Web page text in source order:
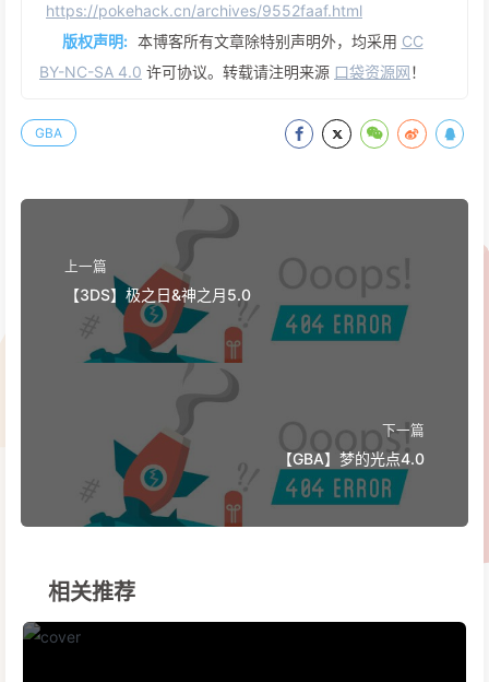
https://pokehack.cn/archives/9552faaf.html
版权声明: 本博客所有文章除特别声明外，均采用 CC
BY-NC-SA 4.0 许可协议。转载请注明来源 口袋资源网！
GBA
上一篇
【3DS】极之日&神之月5.0
下一篇
【GBA】梦的光点4.0
相关推荐